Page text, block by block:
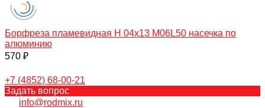
Борфреза пламевидная H 04х13 M06L50 насечка по
алюминию
570 ₽
+7 (4852) 68-00-21
Задать вопрос
info@rodmix.ru